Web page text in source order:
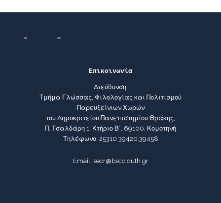
Επικοινωνία
Διεύθυνση:
Τμήμα Γλώσσας, Φιλολογίας και Πολιτισμού
Παρευξείνιων Χωρών
του Δημοκριτείου Πανεπιστημίου Θράκης,
Π. Τσαλδάρη 1, Κτήριο Β΄, 69100, Κομοτηνή
Τηλέφωνο: 25310 39420,39458
Email: secr@bscc.duth.gr